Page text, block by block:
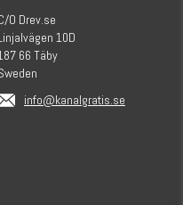
O Drev.se
10D
66 Täby
info@kanalgratis.se